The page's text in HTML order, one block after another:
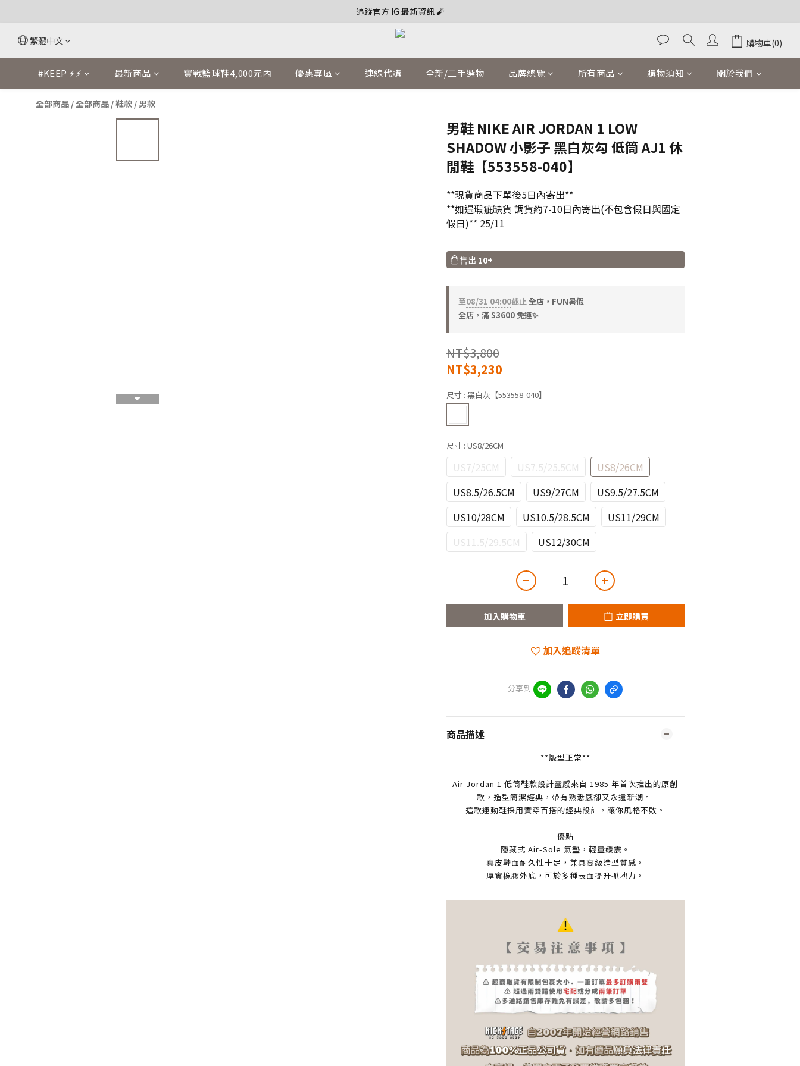
追蹤官方 IG 最新資訊 🧨
繁體中文 購物車(0)
#KEEP ⚡⚡ 最新商品 實戰籃球鞋4,000元內 優惠專區 連線代購 全新/二手選物 品牌總覽 所有商品 購物須知 關於我們
全部商品 /全部商品 /鞋款 /男款
男鞋 NIKE AIR JORDAN 1 LOW
SHADOW 小影子 黑白灰勾 低筒 AJ1 休
閒鞋【553558-040】
**現貨商品下單後5日內寄出**
**如遇瑕疵缺貨 調貨約7-10日內寄出(不包含假日與國定
假日)** 25/11
售出 10+
至08/31 04:00截止全店，FUN暑假
全店，滿 $3600 免運✨
NT$3,800
NT$3,230
尺寸 : 黑白灰【553558-040】
尺寸 : US8/26CM
US7/25CM US7.5/25.5CM
US8/26CM
US8.5/26.5CM
US9/27CM
US9.5/27.5CM
US10/28CM
US10.5/28.5CM
US11/29CM
US11.5/29.5CM
US12/30CM
加入購物車 立即購買
加入追蹤清單
分享到
商品描述
**版型正常**
Air Jordan 1 低筒鞋款設計靈感來自 1985 年首次推出的原創
款，造型簡潔經典，帶有熟悉感卻又永遠新潮。
這款運動鞋採用實穿百搭的經典設計，讓你風格不敗。
優點
隱藏式 Air-Sole 氣墊，輕量緩震。
真皮鞋面耐久性十足，兼具高級造型質感。
厚實橡膠外底，可於多種表面提升抓地力。